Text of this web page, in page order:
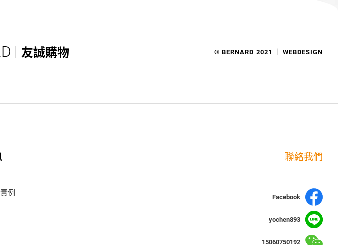
友誠購物 © BERNARD 2021 WEBDESIGN
例
聯絡我們
Facebook
yochen893
15060750192